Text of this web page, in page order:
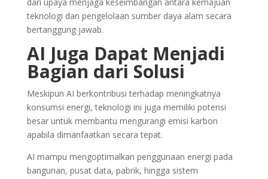
teknologi dan pengelolaan sumber daya alam secara
bertanggung jawab.
AI Juga Dapat Menjadi
Bagian dari Solusi
Meskipun AI berkontribusi terhadap meningkatnya
konsumsi energi, teknologi ini juga memiliki potensi
besar untuk membantu mengurangi emisi karbon
apabila dimanfaatkan secara tepat.
AI mampu mengoptimalkan penggunaan energi pada
bangunan, pusat data, pabrik, hingga sistem